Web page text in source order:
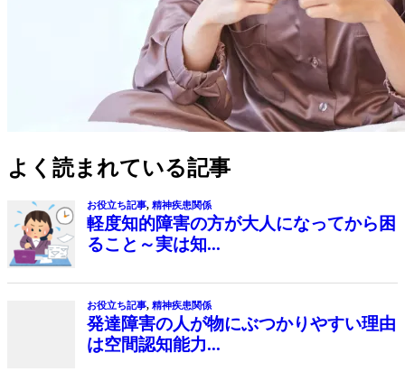
よく読まれている記事